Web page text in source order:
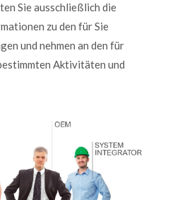
Sie ausschließlich die
zu den für Sie
und nehmen an den für
Aktivitäten und